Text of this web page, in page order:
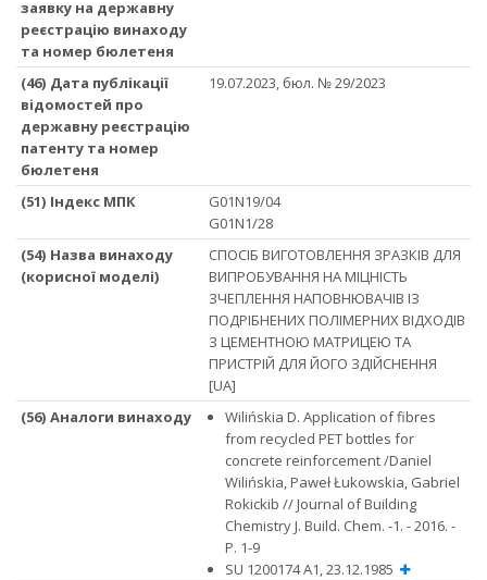
заявку на державну
реєстрацію винаходу
та номер бюлетеня
(46) Дата публікації
відомостей про
державну реєстрацію
патенту та номер
бюлетеня
19.07.2023, бюл. № 29/2023
(51) Iндекс МПК
G01N19/04
G01N1/28
(54) Назва винаходу
(корисної моделі)
СПОСІБ ВИГОТОВЛЕННЯ ЗРАЗКІВ ДЛЯ
ВИПРОБУВАННЯ НА МІЦНІСТЬ
ЗЧЕПЛЕННЯ НАПОВНЮВАЧІВ ІЗ
ПОДРІБНЕНИХ ПОЛІМЕРНИХ ВІДХОДІВ
З ЦЕМЕНТНОЮ МАТРИЦЕЮ ТА
ПРИСТРІЙ ДЛЯ ЙОГО ЗДІЙСНЕННЯ
[UA]
(56) Аналоги винаходу
Wilińskia D. Application of fibres
from recycled PET bottles for
concrete reinforcement /Daniel
Wilińskia, Paweł Łukowskia, Gabriel
Rokickib // Journal of Building
Chemistry J. Build. Chem. -1. - 2016. -
P. 1-9
SU 1200174 A1, 23.12.1985